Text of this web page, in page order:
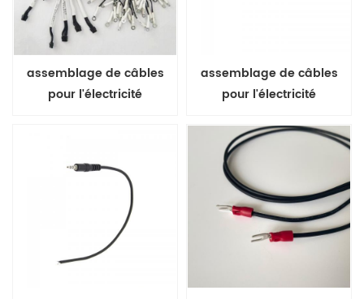
assemblage de câbles
pour l'électricité
assemblage de câbles
pour l'électricité